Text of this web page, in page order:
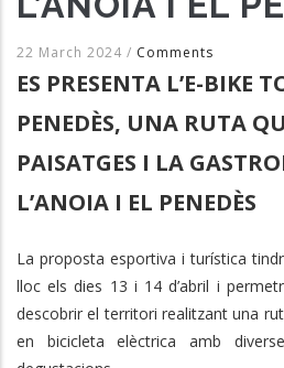
22 March 2024 / Comments
ES PRESENTA L’E-BIKE
PENEDÈS, UNA RUTA
PAISATGES I LA
L’ANOIA I EL PENEDÈS
La proposta esportiva i turística
lloc els dies 13 i 14 d’abril i
descobrir el territori realitzant una
en bicicleta elèctrica amb